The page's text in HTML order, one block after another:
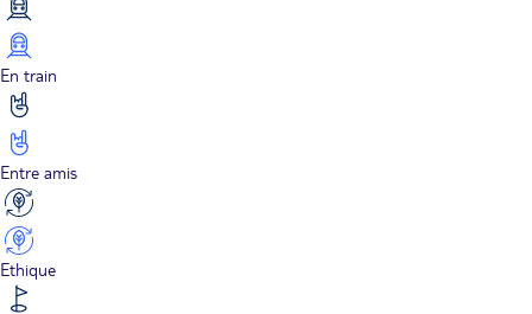
En train
Entre amis
Ethique